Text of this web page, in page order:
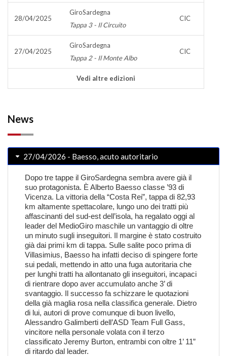
28/04/2025
GiroSardegna
Tappa 3 - Il Circuito
CIC
27/04/2025
GiroSardegna
Tappa 2 - Il Monte Albo
CIC
Vedi altre edizioni
News
27/04/2026 - Baesso, acuto autoritario
Dopo tre tappe il GiroSardegna sembra avere già il
suo protagonista. È Alberto Baesso classe ’93 di
Vicenza. La vittoria della “Costa Rei”, tappa di 82,93
km altamente spettacolare, lungo uno dei tratti più
affascinanti del sud-est dell’isola, ha regalato oggi al
leader del MedioGiro maschile un vantaggio di oltre
un minuto sugli inseguitori. Il margine è stato costruito
già dai primi km di tappa. Sulle salite poco prima di
Villasimius, Baesso ha infatti deciso di spingere forte
sui pedali, mettendo in atto una fuga autoritaria che
per lunghi tratti ha allontanato gli inseguitori, incapaci
di rientrare dopo aver accumulato anche 3’ di
svantaggio. Il successo fa schizzare le quotazioni
della già maglia rosa nella classifica generale. Dietro
di lui, autori di prove comunque di buon livello,
Alessandro Galimberti dell’ASD Team Full Gass,
vincitore nella personale volata con il terzo
classificato Jeremy Burton, entrambi con oltre 1’ 11”
di ritardo dal leader.